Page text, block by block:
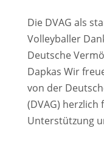
Die DVAG als
Volleyballer
Deutsche
Dapkas Wir
von der
(DVAG)
Unterstützung